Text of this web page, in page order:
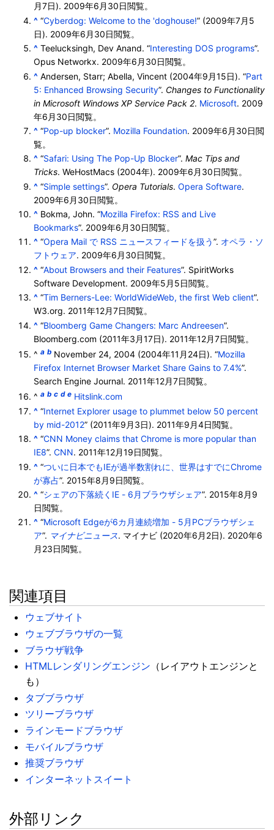
月7日). 2009年6月30日閲覧。
^ “Cyberdog: Welcome to the 'doghouse!” (2009年7月5
日). 2009年6月30日閲覧。
^ Teelucksingh, Dev Anand. “Interesting DOS programs”.
Opus Networkx. 2009年6月30日閲覧。
^ Andersen, Starr; Abella, Vincent (2004年9月15日). “Part
5: Enhanced Browsing Security”. Changes to Functionality
in Microsoft Windows XP Service Pack 2. Microsoft. 2009
年6月30日閲覧。
^ “Pop-up blocker”. Mozilla Foundation. 2009年6月30日閲
覧。
^ “Safari: Using The Pop-Up Blocker”. Mac Tips and
Tricks . WeHostMacs (2004年). 2009年6月30日閲覧。
^ “Simple settings”. Opera Tutorials. Opera Software.
2009年6月30日閲覧。
^ Bokma, John. “Mozilla Firefox: RSS and Live
Bookmarks”. 2009年6月30日閲覧。
^ “Opera Mail で RSS ニュースフィードを扱う”. オペラ・ソ
フトウェア. 2009年6月30日閲覧。
^ “About Browsers and their Features”. SpiritWorks
Software Development. 2009年5月5日閲覧。
^ “Tim Berners-Lee: WorldWideWeb, the first Web client”.
W3.org. 2011年12月7日閲覧。
^ “Bloomberg Game Changers: Marc Andreesen”.
Bloomberg.com (2011年3月17日). 2011年12月7日閲覧。
^ a b November 24, 2004 (2004年11月24日). “Mozilla
Firefox Internet Browser Market Share Gains to 7.4%”.
Search Engine Journal. 2011年12月7日閲覧。
^ a b c d e Hitslink.com
^ “Internet Explorer usage to plummet below 50 percent
by mid-2012” (2011年9月3日). 2011年9月4日閲覧。
^ “CNN Money claims that Chrome is more popular than
IE8”. CNN. 2011年12月19日閲覧。
^ “ついに日本でもIEが過半数割れに、世界はすでにChrome
が寡占”. 2015年8月9日閲覧。
^ “シェアの下落続くIE - 6月ブラウザシェア”. 2015年8月9
日閲覧。
^ “Microsoft Edgeが6カ月連続増加 - 5月PCブラウザシェ
ア”. マイナビニュース . マイナビ (2020年6月2日). 2020年6
月23日閲覧。
関連項目
ウェブサイト
ウェブブラウザの一覧
ブラウザ戦争
HTMLレンダリングエンジン （レイアウトエンジンと
も）
タブブラウザ
ツリーブラウザ
ラインモードブラウザ
モバイルブラウザ
推奨ブラウザ
インターネットスイート
外部リンク